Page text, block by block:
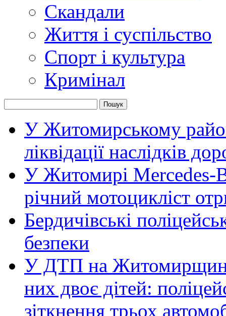
Скандали
Життя і суспільство
Спорт і культура
Кримінал
У Житомирському
ліквідації наслідків
У Житомирі Mercedes-
річний мотоцикліст
Бердичівські
безпеки
У ДТП на Житомирщині
них двоє дітей:
зіткнення трьох